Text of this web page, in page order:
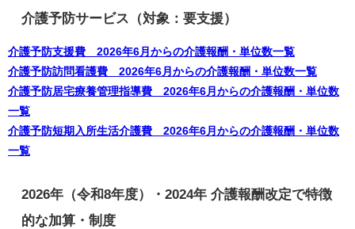
介護予防サービス（対象：要支援）
介護予防支援費 2026年6月からの介護報酬・単位数一覧
介護予防訪問看護費 2026年6月からの介護報酬・単位数一覧
介護予防居宅療養管理指導費 2026年6月からの介護報酬・単位数
一覧
介護予防短期入所生活介護費 2026年6月からの介護報酬・単位数
一覧
2026年（令和8年度）・2024年 介護報酬改定で特徴
的な加算・制度